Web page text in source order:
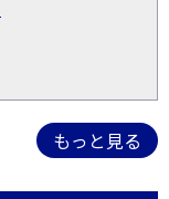
もっと見る